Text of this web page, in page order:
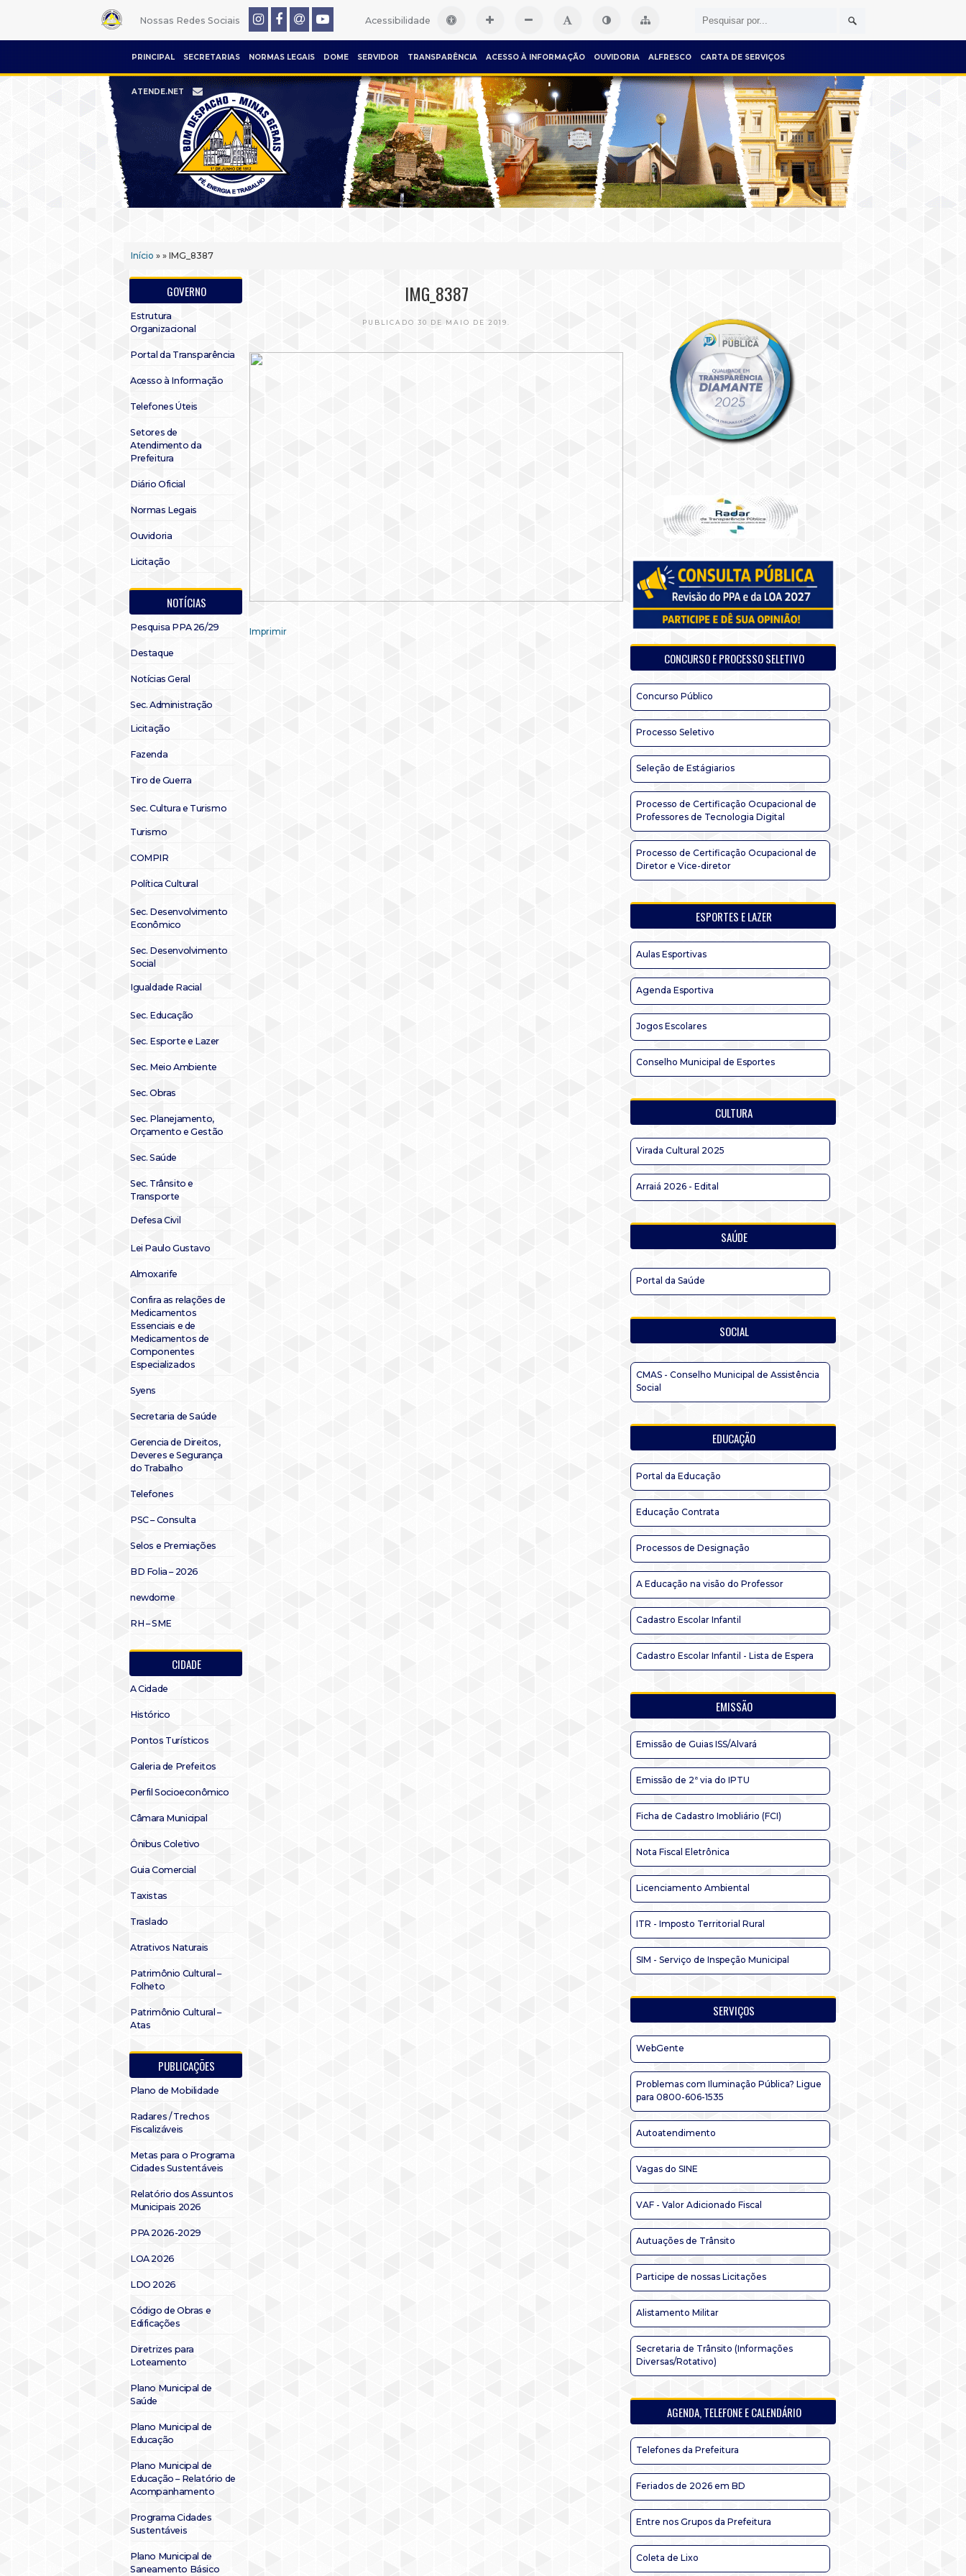
Nossas Redes Sociais Acessibilidade
PRINCIPAL SECRETARIAS NORMAS LEGAIS DOME SERVIDOR TRANSPARÊNCIA ACESSO À INFORMAÇÃO OUVIDORIA ALFRESCO CARTA DE SERVIÇOS
ATENDE.NET
Início » » IMG_8387
GOVERNO
Estrutura
Organizacional
Portal da Transparência
Acesso à Informação
Telefones Úteis
Setores de
Atendimento da
Prefeitura
Diário Oficial
Normas Legais
Ouvidoria
Licitação
NOTÍCIAS
Pesquisa PPA 26/29
Destaque
Notícias Geral
Sec. Administração
Licitação
Fazenda
Tiro de Guerra
Sec. Cultura e Turismo
Turismo
COMPIR
Política Cultural
Sec. Desenvolvimento
Econômico
Sec. Desenvolvimento
Social
Igualdade Racial
Sec. Educação
Sec. Esporte e Lazer
Sec. Meio Ambiente
Sec. Obras
Sec. Planejamento,
Orçamento e Gestão
Sec. Saúde
Sec. Trânsito e
Transporte
Defesa Civil
Lei Paulo Gustavo
Almoxarife
Confira as relações de
Medicamentos
Essenciais e de
Medicamentos de
Componentes
Especializados
Syens
Secretaria de Saúde
Gerencia de Direitos,
Deveres e Segurança
do Trabalho
Telefones
PSC – Consulta
Selos e Premiações
BD Folia – 2026
newdome
RH – SME
CIDADE
A Cidade
Histórico
Pontos Turísticos
Galeria de Prefeitos
Perfil Socioeconômico
Câmara Municipal
Ônibus Coletivo
Guia Comercial
Taxistas
Traslado
Atrativos Naturais
Patrimônio Cultural –
Folheto
Patrimônio Cultural –
Atas
PUBLICAÇÕES
Plano de Mobilidade
Radares / Trechos
Fiscalizáveis
Metas para o Programa
Cidades Sustentáveis
Relatório dos Assuntos
Municipais 2026
PPA 2026-2029
LOA 2026
LDO 2026
Código de Obras e
Edificações
Diretrizes para
Loteamento
Plano Municipal de
Saúde
Plano Municipal de
Educação
Plano Municipal de
Educação – Relatório de
Acompanhamento
Programa Cidades
Sustentáveis
Plano Municipal de
Saneamento Básico
IMG_8387
PUBLICADO 30 DE MAIO DE 2019.
Imprimir
CONCURSO E PROCESSO SELETIVO
Concurso Público
Processo Seletivo
Seleção de Estágiarios
Processo de Certificação Ocupacional de
Professores de Tecnologia Digital
Processo de Certificação Ocupacional de
Diretor e Vice-diretor
ESPORTES E LAZER
Aulas Esportivas
Agenda Esportiva
Jogos Escolares
Conselho Municipal de Esportes
CULTURA
Virada Cultural 2025
Arraiá 2026 - Edital
SAÚDE
Portal da Saúde
SOCIAL
CMAS - Conselho Municipal de Assistência
Social
EDUCAÇÃO
Portal da Educação
Educação Contrata
Processos de Designação
A Educação na visão do Professor
Cadastro Escolar Infantil
Cadastro Escolar Infantil - Lista de Espera
EMISSÃO
Emissão de Guias ISS/Alvará
Emissão de 2ª via do IPTU
Ficha de Cadastro Imobliário (FCI)
Nota Fiscal Eletrônica
Licenciamento Ambiental
ITR - Imposto Territorial Rural
SIM - Serviço de Inspeção Municipal
SERVIÇOS
WebGente
Problemas com Iluminação Pública? Ligue
para 0800-606-1535
Autoatendimento
Vagas do SINE
VAF - Valor Adicionado Fiscal
Autuações de Trânsito
Participe de nossas Licitações
Alistamento Militar
Secretaria de Trânsito (Informações
Diversas/Rotativo)
AGENDA, TELEFONE E CALENDÁRIO
Telefones da Prefeitura
Feriados de 2026 em BD
Entre nos Grupos da Prefeitura
Coleta de Lixo